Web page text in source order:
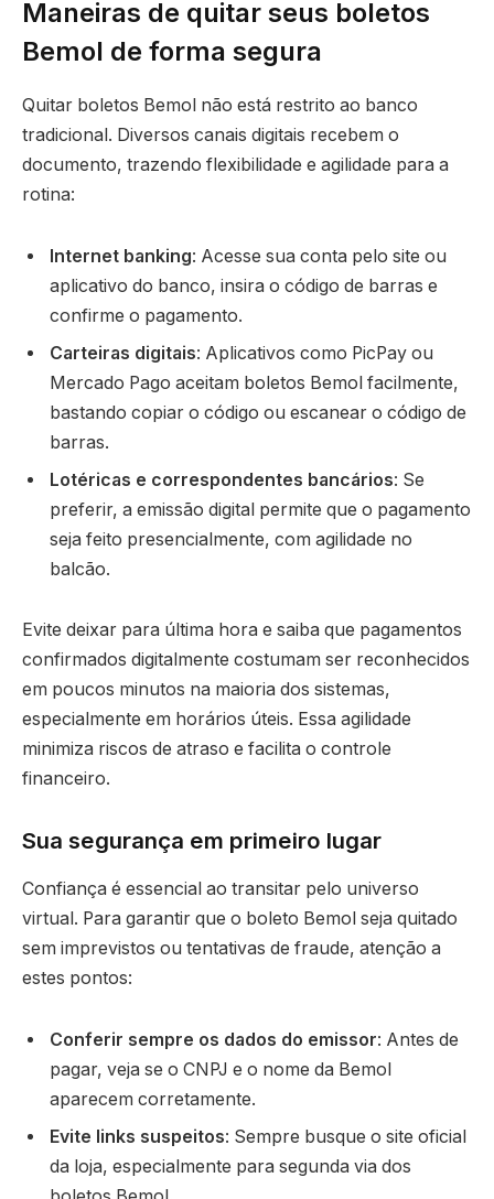
Maneiras de quitar seus boletos
Bemol de forma segura
Quitar boletos Bemol não está restrito ao banco
tradicional. Diversos canais digitais recebem o
documento, trazendo flexibilidade e agilidade para a
rotina:
Internet banking: Acesse sua conta pelo site ou
aplicativo do banco, insira o código de barras e
confirme o pagamento.
Carteiras digitais: Aplicativos como PicPay ou
Mercado Pago aceitam boletos Bemol facilmente,
bastando copiar o código ou escanear o código de
barras.
Lotéricas e correspondentes bancários: Se
preferir, a emissão digital permite que o pagamento
seja feito presencialmente, com agilidade no
balcão.
Evite deixar para última hora e saiba que pagamentos
confirmados digitalmente costumam ser reconhecidos
em poucos minutos na maioria dos sistemas,
especialmente em horários úteis. Essa agilidade
minimiza riscos de atraso e facilita o controle
financeiro.
Sua segurança em primeiro lugar
Confiança é essencial ao transitar pelo universo
virtual. Para garantir que o boleto Bemol seja quitado
sem imprevistos ou tentativas de fraude, atenção a
estes pontos:
Conferir sempre os dados do emissor: Antes de
pagar, veja se o CNPJ e o nome da Bemol
aparecem corretamente.
Evite links suspeitos: Sempre busque o site oficial
da loja, especialmente para segunda via dos